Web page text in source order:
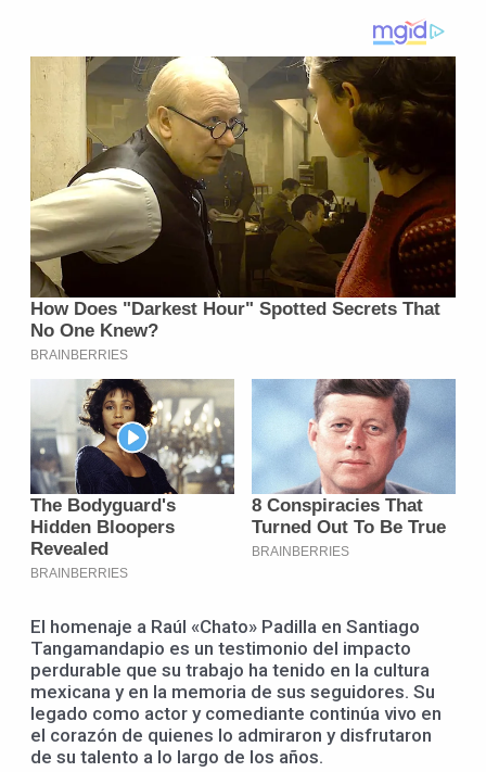
El homenaje a Raúl «Chato» Padilla en Santiago
Tangamandapio es un testimonio del impacto
perdurable que su trabajo ha tenido en la cultura
mexicana y en la memoria de sus seguidores. Su
legado como actor y comediante continúa vivo en
el corazón de quienes lo admiraron y disfrutaron
de su talento a lo largo de los años.